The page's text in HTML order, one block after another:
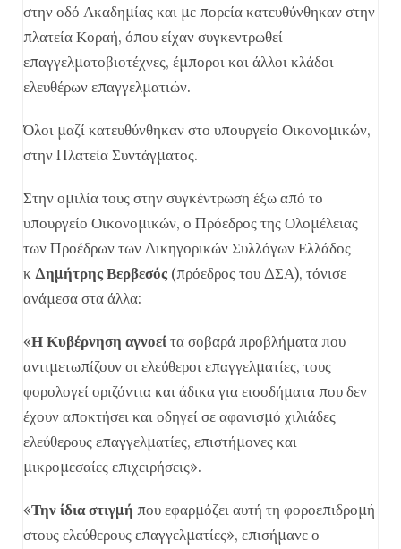
στην οδό Ακαδημίας και με πορεία κατευθύνθηκαν στην
πλατεία Κοραή, όπου είχαν συγκεντρωθεί
επαγγελματοβιοτέχνες, έμποροι και άλλοι κλάδοι
ελευθέρων επαγγελματιών.
Όλοι μαζί κατευθύνθηκαν στο υπουργείο Οικονομικών,
στην Πλατεία Συντάγματος.
Στην ομιλία τους στην συγκέντρωση έξω από το
υπουργείο Οικονομικών, ο Πρόεδρος της Ολομέλειας
των Προέδρων των Δικηγορικών Συλλόγων Ελλάδος
κΔημήτρης Βερβεσός(πρόεδρος του ΔΣΑ), τόνισε
ανάμεσα στα άλλα:
«Η Κυβέρνηση αγνοείτα σοβαρά προβλήματα που
αντιμετωπίζουν οι ελεύθεροι επαγγελματίες, τους
φορολογεί οριζόντια και άδικα για εισοδήματα που δεν
έχουν αποκτήσει και οδηγεί σε αφανισμό χιλιάδες
ελεύθερους επαγγελματίες, επιστήμονες και
μικρομεσαίες επιχειρήσεις».
«Την ίδια στιγμή που εφαρμόζει αυτή τη φοροεπιδρομή
στους ελεύθερους επαγγελματίες», επισήμανε ο